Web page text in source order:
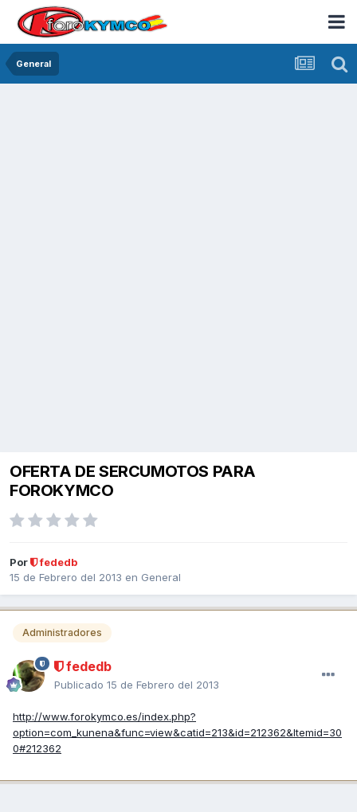
General
OFERTA DE SERCUMOTOS PARA
FOROKYMCO
Por
fededb
15 de Febrero del 2013 en General
Administradores
fededb
Publicado 15 de Febrero del 2013
http://www.forokymco.es/index.php?
option=com_kunena&func=view&catid=213&id=212362&Itemid=30
0#212362